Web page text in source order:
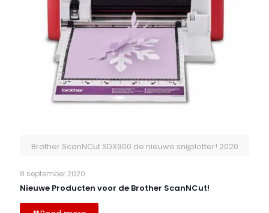
Brother ScanNCut SDX900 de nieuwe snijplotter! 2020
8 september 2020
Nieuwe Producten voor de Brother ScanNCut!